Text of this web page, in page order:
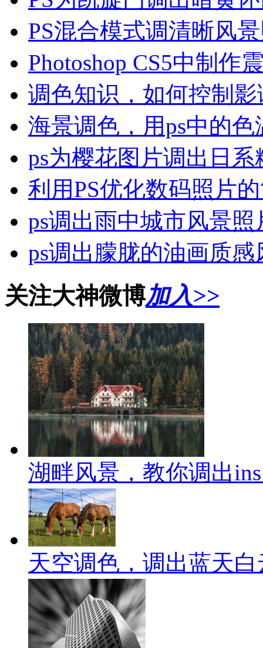
PS混合模式调清晰风
Photoshop CS5中制作
调色知识，如何控制
海景调色，用ps中的
ps为樱花图片调出日系
利用PS优化数码照片
ps调出雨中城市风景照
ps调出朦胧的油画质感
关注大神微博加入>>
湖畔风景，教你调出
天空调色，调出蓝天